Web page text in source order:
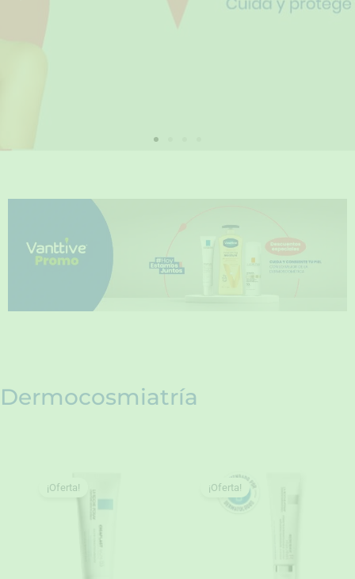
Dermocosmiatría
¡Oferta! ¡Oferta!